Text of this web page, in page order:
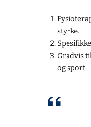
styrke.
Gradvis
og sport.